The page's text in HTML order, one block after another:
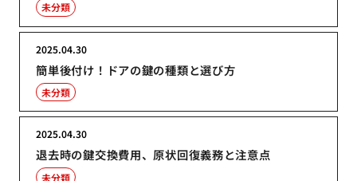
未分類
簡単後付け！ドアの鍵の種類と選び方
2025.04.30
未分類
退去時の鍵交換費用、原状回復義務と注意点
2025.04.30
未分類